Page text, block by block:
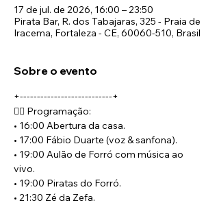
17 de jul. de 2026, 16:00 – 23:50
Pirata Bar, R. dos Tabajaras, 325 - Praia de
Iracema, Fortaleza - CE, 60060-510, Brasil
Sobre o evento
+---------------------------+
🏴‍☠️ Programação:
• 16:00 Abertura da casa.
• 17:00 Fábio Duarte (voz & sanfona).
• 19:00 Aulão de Forró com música ao
vivo.
• 19:00 Piratas do Forró.
• 21:30 Zé da Zefa.